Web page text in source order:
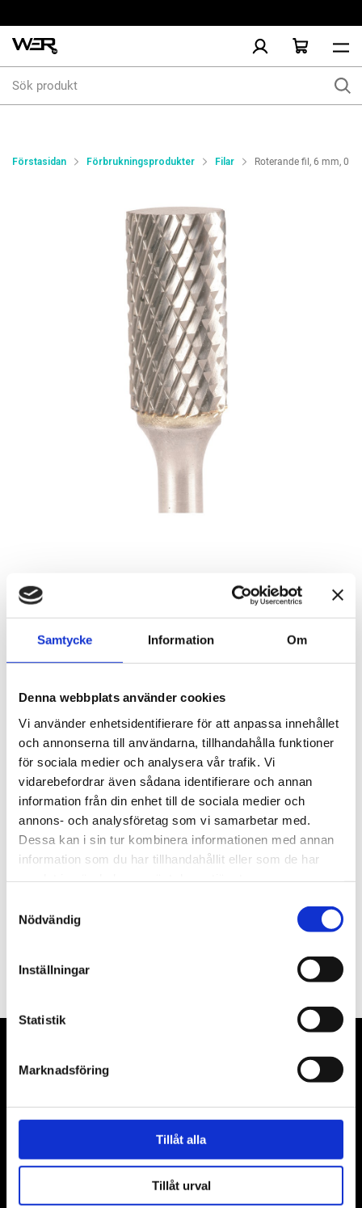
Samtycke Information Om
Denna webbplats använder cookies
Vi använder enhetsidentifierare för att anpassa innehållet
och annonserna till användarna, tillhandahålla funktioner
för sociala medier och analysera vår trafik. Vi
vidarebefordrar även sådana identifierare och annan
information från din enhet till de sociala medier och
annons- och analysföretag som vi samarbetar med.
Dessa kan i sin tur kombinera informationen med annan
information som du har tillhandahållit eller som de har
Nödvändig
Inställningar
Statistik
Marknadsföring
Tillåt alla
Tillåt urval
produkt
Förstasidan Förbrukningsprodukter Filar Roterande fil, 6 mm, 0L
Roterande fil, 6 mm, 0L
Rekommenderat pris: 470.00 kr
470 kr
st Lägg i varukorgen
Finns i lager
Beskrivning
Filer
Adress: Elementvägen 7, 702 27 Örebro
Undrar du över något?
Mejla oss:info@wer.se